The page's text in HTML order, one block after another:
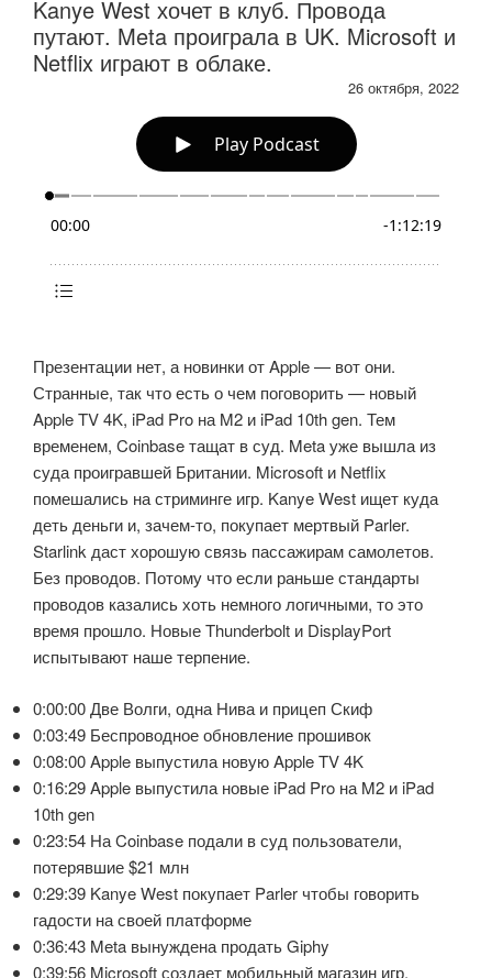
Kanye West хочет в клуб. Провода
путают. Meta проиграла в UK. Microsoft и
Netflix играют в облаке.
26 октября, 2022
Презентации нет, а новинки от Apple — вот они.
Странные, так что есть о чем поговорить — новый
Apple TV 4K, iPad Pro на M2 и iPad 10th gen. Тем
временем, Coinbase тащат в суд. Meta уже вышла из
суда проигравшей Британии. Microsoft и Netflix
помешались на стриминге игр. Kanye West ищет куда
деть деньги и, зачем-то, покупает мертвый Parler.
Starlink даст хорошую связь пассажирам самолетов.
Без проводов. Потому что если раньше стандарты
проводов казались хоть немного логичными, то это
время прошло. Новые Thunderbolt и DisplayPort
испытывают наше терпение.
0:00:00 Две Волги, одна Нива и прицеп Скиф
0:03:49 Беспроводное обновление прошивок
0:08:00 Apple выпустила новую Apple TV 4K
0:16:29 Apple выпустила новые iPad Pro на M2 и iPad
10th gen
0:23:54 На Coinbase подали в суд пользователи,
потерявшие $21 млн
0:29:39 Kanye West покупает Parler чтобы говорить
гадости на своей платформе
0:36:43 Meta вынуждена продать Giphy
0:39:56 Microsoft создает мобильный магазин игр,